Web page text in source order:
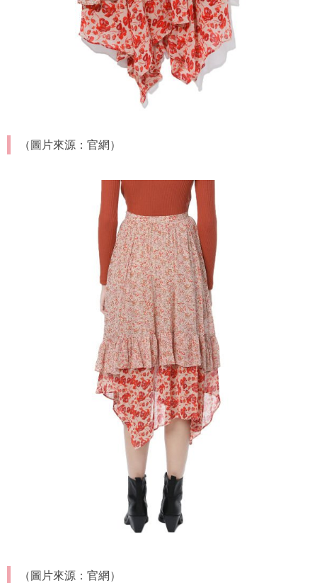
（圖片來源：官網）
（圖片來源：官網）